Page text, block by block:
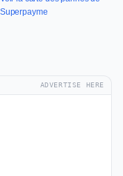
Superpayme
ADVERTISE HERE